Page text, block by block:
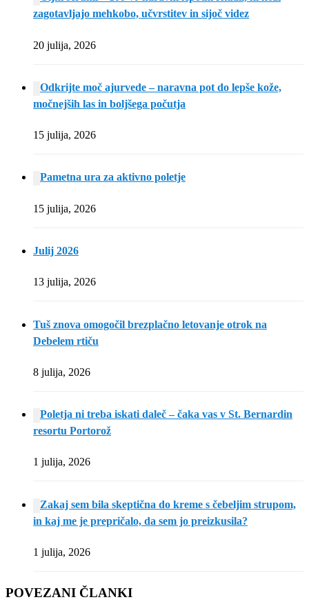
zagotavljajo mehkobo, učvrstitev in sijoč videz
20 julija, 2026
Odkrijte moč ajurvede – naravna pot do lepše kože,
močnejših las in boljšega počutja
15 julija, 2026
Pametna ura za aktivno poletje
15 julija, 2026
Julij 2026
13 julija, 2026
Tuš znova omogočil brezplačno letovanje otrok na
Debelem rtiču
8 julija, 2026
Poletja ni treba iskati daleč – čaka vas v St. Bernardin
resortu Portorož
1 julija, 2026
Zakaj sem bila skeptična do kreme s čebeljim strupom,
in kaj me je prepričalo, da sem jo preizkusila?
1 julija, 2026
POVEZANI ČLANKI